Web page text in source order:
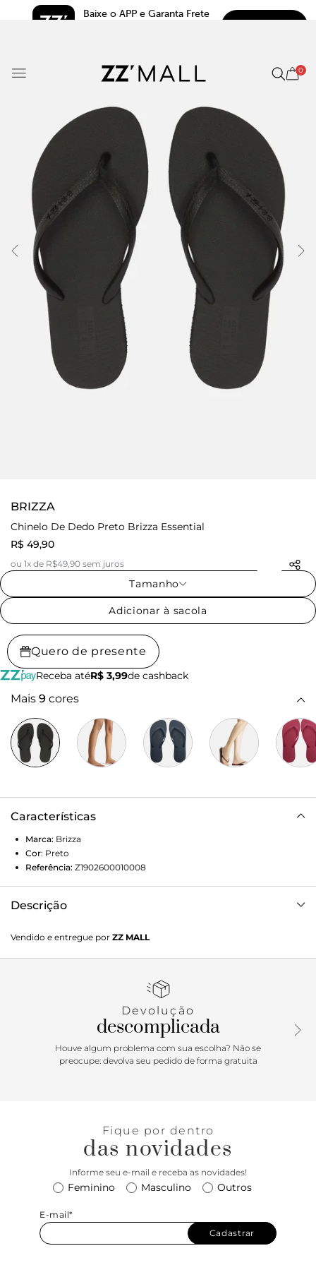
Baixe o APP e Garanta Frete
0
BRIZZA
Chinelo De Dedo Preto Brizza Essential
R$ 49,90
ou 1x de R$49,90 sem juros
Tamanho
Adicionar à sacola
Quero de presente
Receba atéR$ 3,99de cashback
Mais 9 cores
Características
Marca: Brizza
Cor: Preto
Referência: Z1902600010008
Descrição
borracha e palmilha texturizada. De bico redondo, traz tiras
finas injetadas, dividindo os dedos, e com inscrição do
Vendido e entregue por ZZ MALL
Devolução
descomplicada
Houve algum problema com sua escolha? Não se
preocupe: devolva seu pedido de forma gratuita
Fique por dentro
das novidades
Informe seu e-mail e receba as novidades!
Feminino Masculino Outros
E-mail*
Cadastrar